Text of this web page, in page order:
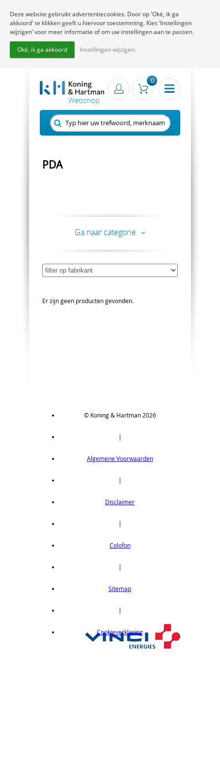
0
PDA
Ga naar categorie
Er zijn geen producten gevonden.
© Koning & Hartman 2026
|
Algemene Voorwaarden
|
Disclaimer
|
Colofon
|
Sitemap
|
Cookieverklaring
Deze website gebruikt advertentiecookies. Door op 'Oké, ik ga
akkoord' te klikken geeft u hiervoor toestemming. Kies ‘Instellingen
wijzigen’ voor meer informatie of om uw instellingen aan te passen.
Oké, ik ga akkoord Instellingen wijzigen.